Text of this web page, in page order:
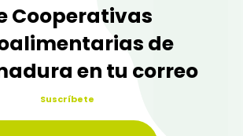
Cooperativas
de
en tu correo
Suscríbete